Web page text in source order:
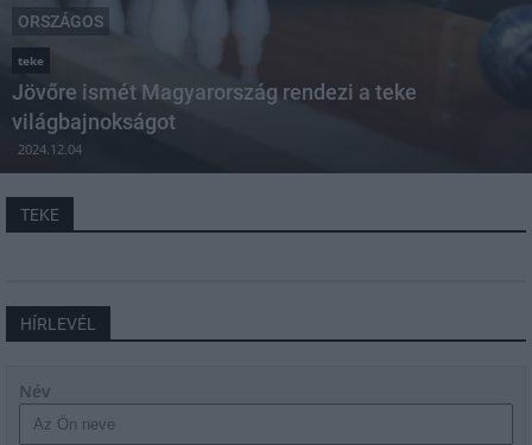
ORSZÁGOS
teke
Jövőre ismét Magyarország rendezi a teke
világbajnokságot
2024.12.04
TEKE
HÍRLEVÉL
Név